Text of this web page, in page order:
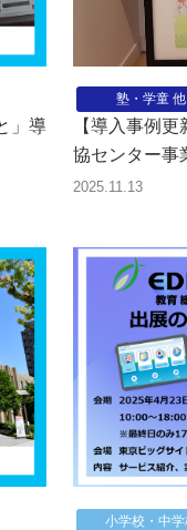
」導
塾・学童 他
【導入事例
協センター事
2025.11.13
小学校・中学